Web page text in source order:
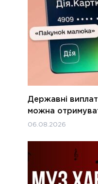
Державні
можна
06.08.2026